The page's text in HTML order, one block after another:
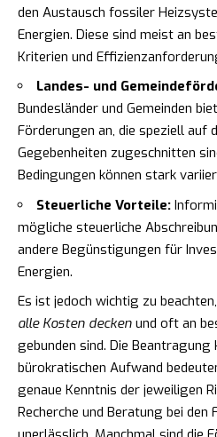
den Austausch fossiler
Energien. Diese sind meist an
Kriterien und
Landes- und
Bundesländer und Gemeinden
Förderungen an, die speziell auf
Gegebenheiten zugeschnitten
Bedingungen können stark
Steuerliche Vorteile:
mögliche steuerliche
andere Begünstigungen für
Energien.
Es ist jedoch wichtig zu
alle Kosten decken und oft an
gebunden sind. Die Beantragung
bürokratischen Aufwand
genaue Kenntnis der jeweiligen
Recherche und Beratung bei